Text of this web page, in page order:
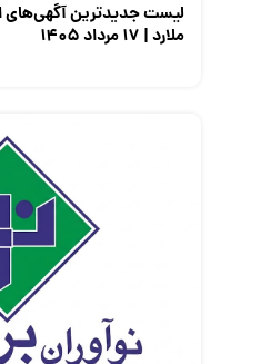
لیست جدیدترین
ملارد | ۱۷ مرداد ۱۴۰۵